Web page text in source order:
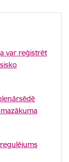
var reģistrēt